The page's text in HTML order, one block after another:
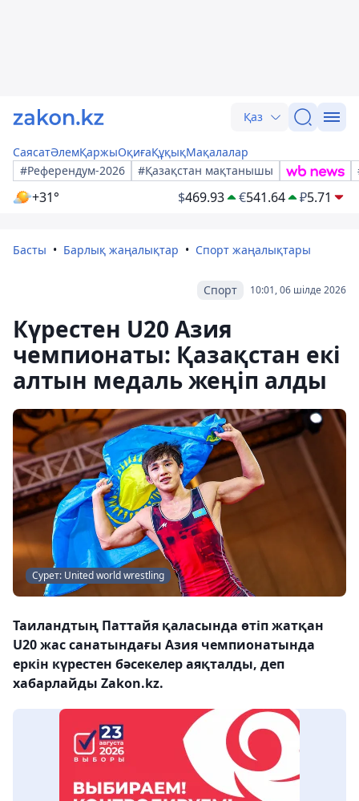
Қаз
СаясатӘлемҚаржыОқиғаҚұқықМақалалар
#Референдум-2026
#Қазақстан мақтанышы
+31° $469.93 €541.64 ₽5.71
Басты Барлық жаңалықтар Спорт жаңалықтары
10:01, 06 шілде 2026
Спорт
Күрестен U20 Азия
чемпионаты: Қазақстан екі
алтын медаль жеңіп алды
Сурет: United world wrestling
Таиландтың Паттайя қаласында өтіп жатқан
U20 жас санатындағы Азия чемпионатында
еркін күрестен бәсекелер аяқталды, деп
хабарлайды Zakon.kz.